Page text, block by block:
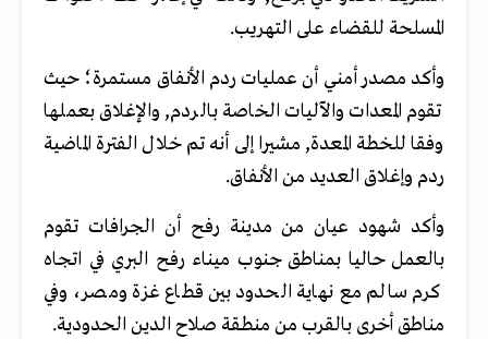
المسلحة للقضاء على التهريب.
وأكد مصدر أمني أن عمليات ردم الأنفاق مستمرة؛ حيث
تقوم المعدات والآليات الخاصة بالردم, والإغلاق بعملها
وفقا للخطة المعدة, مشيرا إلى أنه تم خلال الفترة الماضية
ردم وإغلاق العديد من الأنفاق.
وأكد شهود عيان من مدينة رفح أن الجرافات تقوم
بالعمل حاليا بمناطق جنوب ميناء رفح البري في اتجاه
كرم سالم مع نهاية الحدود بين قطاع غزة ومصر، وفي
مناطق أخرى بالقرب من منطقة صلاح الدين الحدودية.